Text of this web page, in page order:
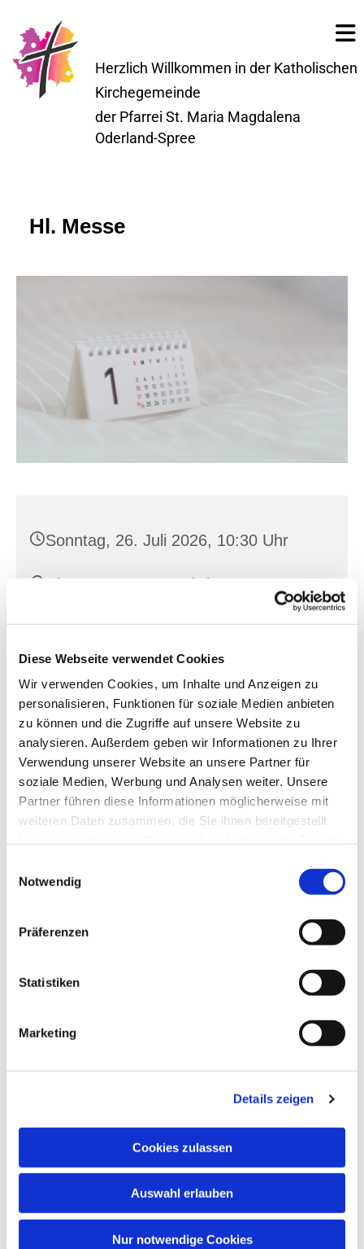
Diese Webseite verwendet Cookies
Wir verwenden Cookies, um Inhalte und Anzeigen zu
personalisieren, Funktionen für soziale Medien anbieten
zu können und die Zugriffe auf unsere Website zu
analysieren. Außerdem geben wir Informationen zu Ihrer
Verwendung unserer Website an unsere Partner für
soziale Medien, Werbung und Analysen weiter. Unsere
Partner führen diese Informationen möglicherweise mit
weiteren Daten zusammen, die Sie ihnen bereitgestellt
Notwendig
Präferenzen
Statistiken
Marketing
Details zeigen
Cookies zulassen
Auswahl erlauben
Nur notwendige Cookies
Herzlich Willkommen in der Katholischen
Kirchegemeinde
der Pfarrei St. Maria Magdalena
Oderland-Spree
Hl. Messe
Sonntag, 26. Juli 2026, 10:30 Uhr
Hl. Kreuz, Franz-Mehring-Str. 4,
Pater Theo Wenzel M.Id.
Dies könnte Sie auch